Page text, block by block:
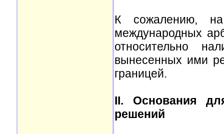
К сожалению, на
международных
относительно
вынесенных ими
границей.
II. Основания
решений